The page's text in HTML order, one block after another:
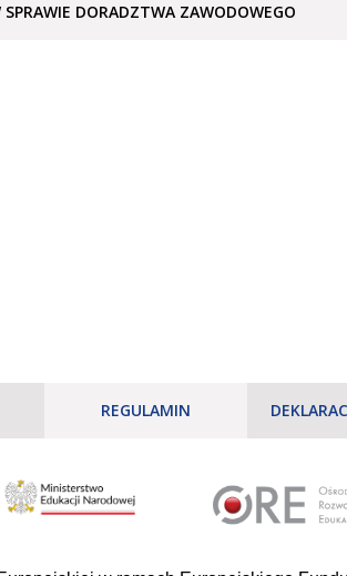
DORADZTWA ZAWODOWEGO
REGULAMIN